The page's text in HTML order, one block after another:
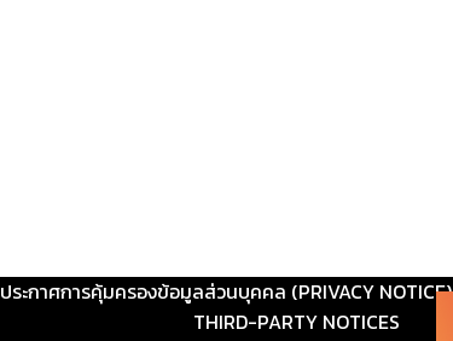
ประกาศการคุ้มครองข้อมูลส่วนบุคคล (PRIVACY NOTICE)
THIRD-PARTY NOTICES